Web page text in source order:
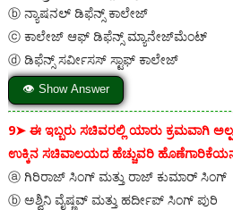
ⓑ ನ್ಯಾಷನಲ್ ಡಿಫೆನ್ಸ್ ಕಾಲೇಜ್
ⓒ ಕಾಲೇಜ್ ಆಫ್ ಡಿಫೆನ್ಸ್ ಮ್ಯಾನೇಜ್‌ಮೆಂಟ್
ⓓ ಡಿಫೆನ್ಸ್ ಸರ್ವೀಸಸ್ ಸ್ಟಾಫ್ ಕಾಲೇಜ್
👁 Show Answer
9➤ ಈ ಇಬ್ಬರು ಸಚಿವರಲ್ಲಿ ಯಾರು ಕ್ರಮವಾಗಿ
ಉಕ್ಕಿನ ಸಚಿವಾಲಯದ ಹೆಚ್ಚುವರಿ
ⓐ ಗಿರಿರಾಜ್ ಸಿಂಗ್ ಮತ್ತು ರಾಜ್ ಕುಮಾರ್ ಸಿಂಗ್
ⓑ ಅಶ್ವಿನಿ ವೈಷ್ಣವ್ ಮತ್ತು ಹರ್ದೀಪ್ ಸಿಂಗ್ ಪುರಿ